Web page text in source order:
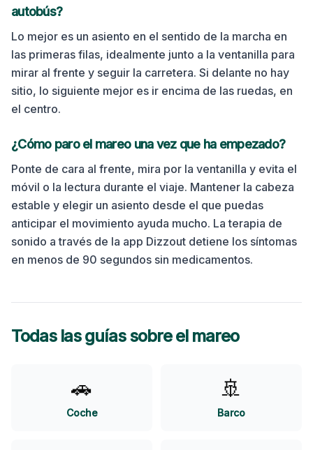
autobús?
Lo mejor es un asiento en el sentido de la marcha en
las primeras filas, idealmente junto a la ventanilla para
mirar al frente y seguir la carretera. Si delante no hay
sitio, lo siguiente mejor es ir encima de las ruedas, en
el centro.
¿Cómo paro el mareo una vez que ha empezado?
Ponte de cara al frente, mira por la ventanilla y evita el
móvil o la lectura durante el viaje. Mantener la cabeza
estable y elegir un asiento desde el que puedas
anticipar el movimiento ayuda mucho. La terapia de
sonido a través de la app Dizzout detiene los síntomas
en menos de 90 segundos sin medicamentos.
Todas las guías sobre el mareo
🚗
Coche
🚢
Barco